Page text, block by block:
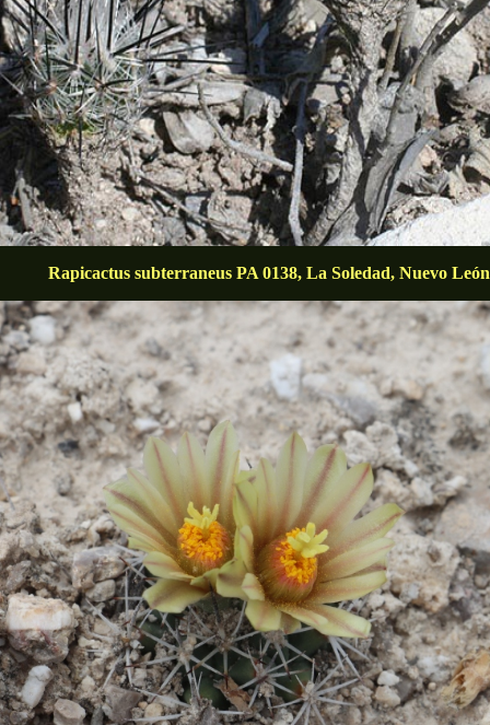
Rapicactus subterraneus PA 0138, La Soledad, Nuevo León